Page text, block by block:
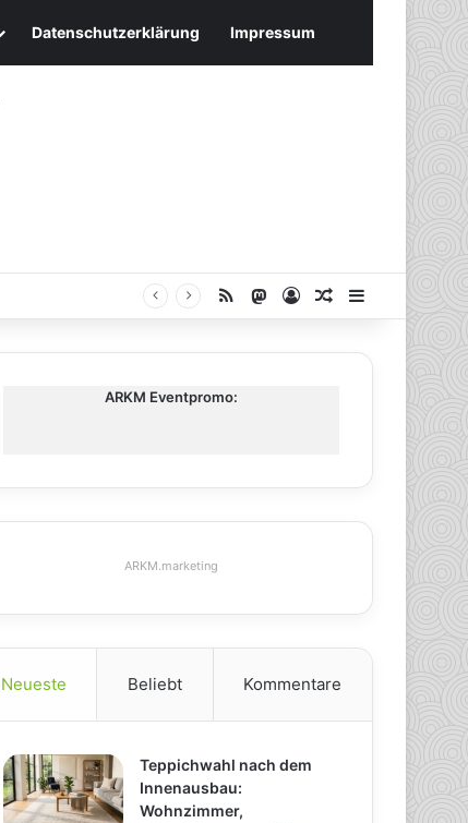
Datenschutzerklärung Impressum
RSS Mastodon
AnmeldenZufälliger
ARKM Eventpromo:
ARKM.marketing
Neueste Beliebt Kommentare
Teppichwahl nach dem
Innenausbau:
Wohnzimmer,